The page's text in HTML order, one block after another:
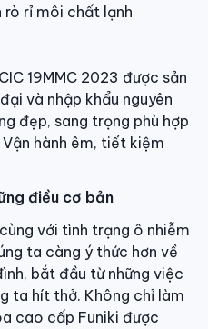
rỉ môi chất lạnh
19MMC 2023 được sản
và nhập khẩu nguyên
đẹp, sang trọng phù hợp
hành êm, tiết kiệm
điều cơ bản
với tình trạng ô nhiễm
ta càng ý thức hơn về
bắt đầu từ những việc
ta hít thở. Không chỉ làm
cao cấp Funiki được